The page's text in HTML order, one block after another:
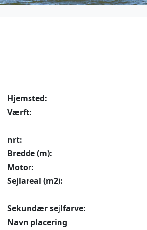
Hjemsted:
Værft:
nrt:
Bredde (m):
Motor:
Sejlareal (m2):
Sekundær sejlfarve:
Navn placering